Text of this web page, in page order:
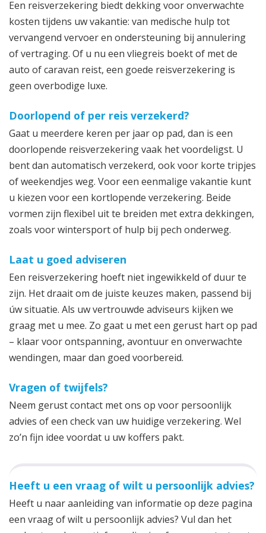
Een reisverzekering biedt dekking voor onverwachte
kosten tijdens uw vakantie: van medische hulp tot
vervangend vervoer en ondersteuning bij annulering
of vertraging. Of u nu een vliegreis boekt of met de
auto of caravan reist, een goede reisverzekering is
geen overbodige luxe.
Doorlopend of per reis verzekerd?
Gaat u meerdere keren per jaar op pad, dan is een
doorlopende reisverzekering vaak het voordeligst. U
bent dan automatisch verzekerd, ook voor korte tripjes
of weekendjes weg. Voor een eenmalige vakantie kunt
u kiezen voor een kortlopende verzekering. Beide
vormen zijn flexibel uit te breiden met extra dekkingen,
zoals voor wintersport of hulp bij pech onderweg.
Laat u goed adviseren
Een reisverzekering hoeft niet ingewikkeld of duur te
zijn. Het draait om de juiste keuzes maken, passend bij
úw situatie. Als uw vertrouwde adviseurs kijken we
graag met u mee. Zo gaat u met een gerust hart op pad
– klaar voor ontspanning, avontuur en onverwachte
wendingen, maar dan goed voorbereid.
Vragen of twijfels?
Neem gerust contact met ons op voor persoonlijk
advies of een check van uw huidige verzekering. Wel
zo’n fijn idee voordat u uw koffers pakt.
Heeft u een vraag of wilt u persoonlijk advies?
Heeft u naar aanleiding van informatie op deze pagina
een vraag of wilt u persoonlijk advies? Vul dan het